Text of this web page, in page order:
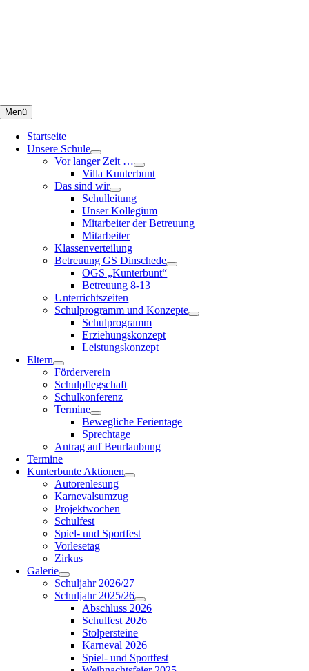
Menü
Startseite
Unsere Schule
Vor langer Zeit …
Villa Kunterbunt
Das sind wir
Schulleitung
Unser Kollegium
Mitarbeiter der Betreuung
Mitarbeiter
Klassenverteilung
Betreuung GS Dinschede
OGS „Kunterbunt“
Betreuung 8-13
Unterrichtszeiten
Schulprogramm und Konzepte
Schulprogramm
Erziehungskonzept
Leistungskonzept
Eltern
Förderverein
Schulpflegschaft
Schulkonferenz
Termine
Bewegliche Ferientage
Sprechtage
Antrag auf Beurlaubung
Termine
Kunterbunte Aktionen
Autorenlesung
Karnevalsumzug
Projektwochen
Schulfest
Spiel- und Sportfest
Vorlesetag
Zirkus
Galerie
Schuljahr 2026/27
Schuljahr 2025/26
Abschluss 2026
Schulfest 2026
Stolpersteine
Karneval 2026
Spiel- und Sportfest